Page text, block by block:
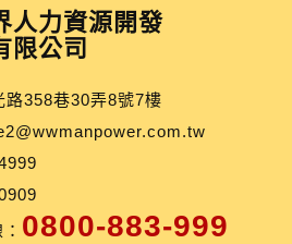
人力資源開發
限公司
路358巷30弄8號7樓
0800-883-999